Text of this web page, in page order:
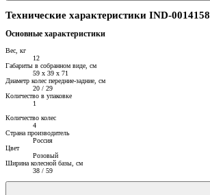
Технические характеристики IND-0014158
Основные характеристики
Вес, кг
12
Габариты в собранном виде, см
59 x 39 x 71
Диаметр колес передние-задние, см
20 / 29
Количество в упаковке
1
Количество колес
4
Страна производитель
Россия
Цвет
Розовый
Ширина колесной базы, см
38 / 59